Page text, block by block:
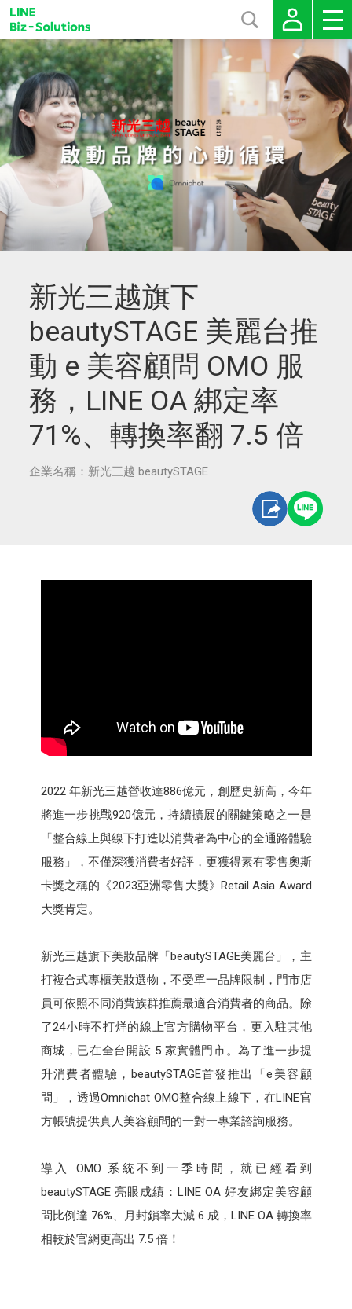
新光三越旗下
beautySTAGE 美麗台推
動 e 美容顧問 OMO 服
務，LINE OA 綁定率
71%、轉換率翻 7.5 倍
企業名稱：新光三越 beautySTAGE
2022 年新光三越營收達886億元，創歷史新高，今年
將進一步挑戰920億元，持續擴展的關鍵策略之一是
「整合線上與線下打造以消費者為中心的全通路體驗
服務」，不僅深獲消費者好評，更獲得素有零售奧斯
卡獎之稱的《2023亞洲零售大獎》Retail Asia Award
大獎肯定。
新光三越旗下美妝品牌「beautySTAGE美麗台」，主
打複合式專櫃美妝選物，不受單一品牌限制，門市店
員可依照不同消費族群推薦最適合消費者的商品。除
了24小時不打烊的線上官方購物平台，更入駐其他
商城，已在全台開設 5 家實體門市。為了進一步提
升消費者體驗，beautySTAGE首發推出「e美容顧
問」，透過Omnichat OMO整合線上線下，在LINE官
方帳號提供真人美容顧問的一對一專業諮詢服務。
導入 OMO 系統不到一季時間，就已經看到
beautySTAGE 亮眼成績：LINE OA 好友綁定美容顧
問比例達 76%、月封鎖率大減 6 成，LINE OA 轉換率
相較於官網更高出 7.5 倍！